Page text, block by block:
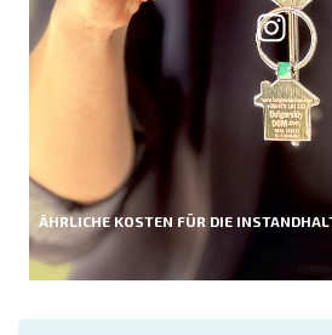
ÄHRLICHE KOSTEN FÜR DIE